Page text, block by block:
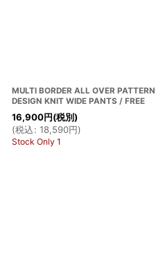
MULTI BORDER ALL OVER PATTERN
DESIGN KNIT WIDE PANTS / FREE
16,900円(税別)
(税込: 18,590円)
Stock Only 1